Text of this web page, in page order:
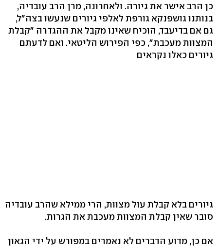
כן הרב אישר את גיורה. ולאחרונה, מרן הרב עובדיה,
בנותנו גושפנקא גורפת לאלפי גיורים שנעשו בצה"ל,
גם אם בדיעבד, הוכיח שאינו מקבל את ההגדרה "קבלת
המצוות מעכבת", כפי הפירוש הליטאי. ואם לדעתם
גיורים כאלו נקראים
גיורים בלא קבלת עול מצוות, הרי ממילא שהרב עובדיה
סובר שאין קבלת המצוות מעכבת את הגרות.
אם כן, מדוע הדברים לא נאמרים במפורש על ידי הגאון